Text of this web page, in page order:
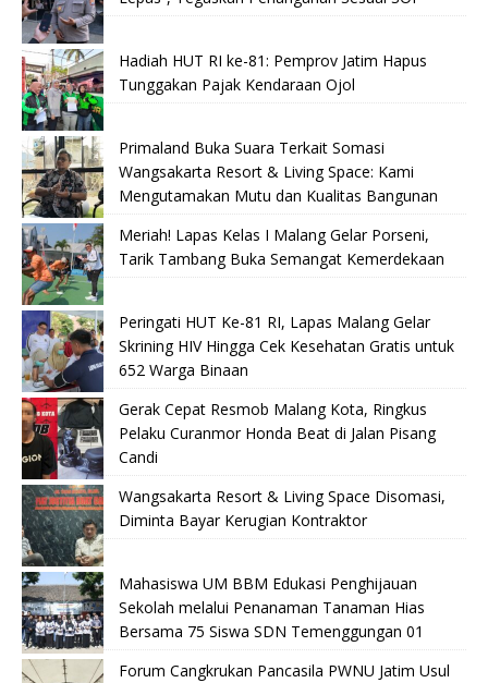
Hadiah HUT RI ke-81: Pemprov Jatim Hapus
Tunggakan Pajak Kendaraan Ojol
Primaland Buka Suara Terkait Somasi
Wangsakarta Resort & Living Space: Kami
Mengutamakan Mutu dan Kualitas Bangunan
Meriah! Lapas Kelas I Malang Gelar Porseni,
Tarik Tambang Buka Semangat Kemerdekaan
Peringati HUT Ke-81 RI, Lapas Malang Gelar
Skrining HIV Hingga Cek Kesehatan Gratis untuk
652 Warga Binaan
Gerak Cepat Resmob Malang Kota, Ringkus
Pelaku Curanmor Honda Beat di Jalan Pisang
Candi
Wangsakarta Resort & Living Space Disomasi,
Diminta Bayar Kerugian Kontraktor
Mahasiswa UM BBM Edukasi Penghijauan
Sekolah melalui Penanaman Tanaman Hias
Bersama 75 Siswa SDN Temenggungan 01
Forum Cangkrukan Pancasila PWNU Jatim Usul